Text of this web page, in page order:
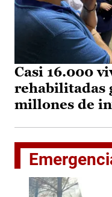
Casi 16.000
rehabilitadas
millones de